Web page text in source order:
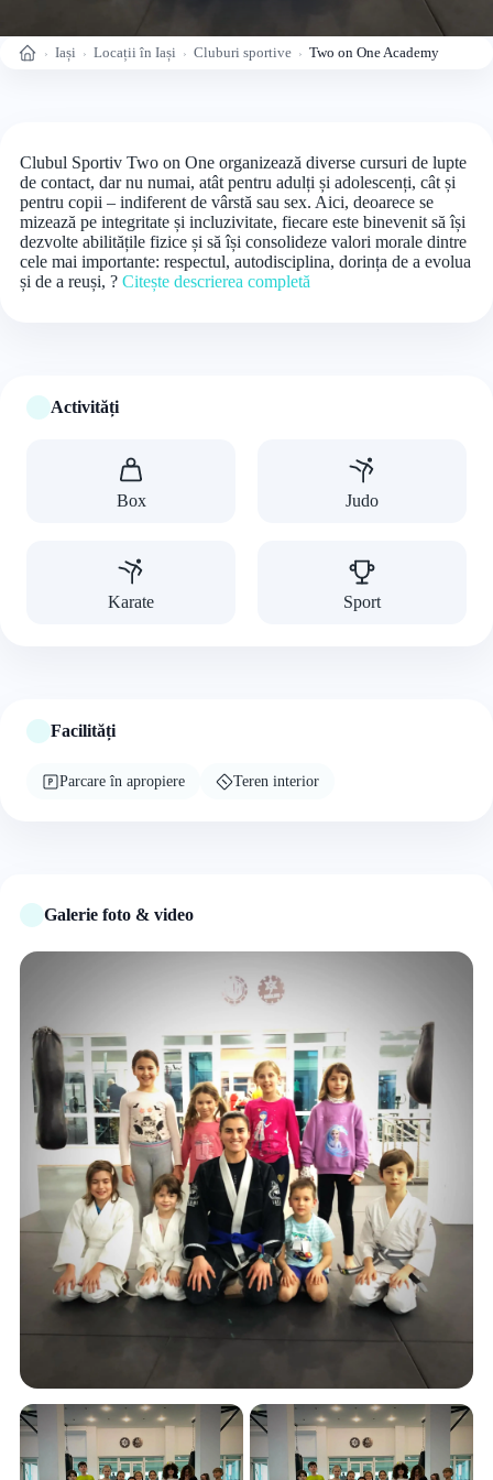
Acasă Iași Locații în Iași Cluburi sportive Two on One Academy
Clubul Sportiv Two on One organizează diverse cursuri de lupte
de contact, dar nu numai, atât pentru adulți și adolescenți, cât și
pentru copii – indiferent de vârstă sau sex. Aici, deoarece se
mizează pe integritate și incluzivitate, fiecare este binevenit să își
dezvolte abilitățile fizice și să își consolideze valori morale dintre
cele mai importante: respectul, autodisciplina, dorința de a evolua
și de a reuși, ? Citește descrierea completă
Activități
Box Judo
Karate Sport
Facilități
Parcare în apropiere Teren interior
Galerie foto & video